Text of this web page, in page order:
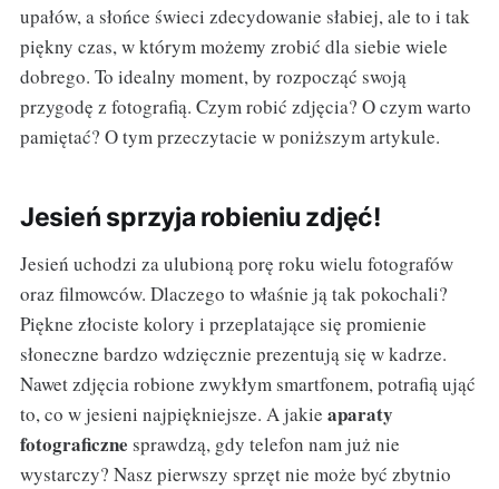
upałów, a słońce świeci zdecydowanie słabiej, ale to i tak
piękny czas, w którym możemy zrobić dla siebie wiele
dobrego. To idealny moment, by rozpocząć swoją
przygodę z fotografią. Czym robić zdjęcia? O czym warto
pamiętać? O tym przeczytacie w poniższym artykule.
Jesień sprzyja robieniu zdjęć!
Jesień uchodzi za ulubioną porę roku wielu fotografów
oraz filmowców. Dlaczego to właśnie ją tak pokochali?
Piękne złociste kolory i przeplatające się promienie
słoneczne bardzo wdzięcznie prezentują się w kadrze.
Nawet zdjęcia robione zwykłym smartfonem, potrafią ująć
to, co w jesieni najpiękniejsze. A jakie aparaty
fotograficzne sprawdzą, gdy telefon nam już nie
wystarczy? Nasz pierwszy sprzęt nie może być zbytnio